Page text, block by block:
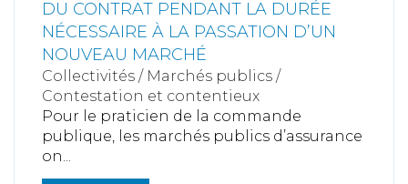
DU CONTRAT PENDANT LA DURÉE
NÉCESSAIRE À LA PASSATION D’UN
NOUVEAU MARCHÉ
Collectivités / Marchés publics /
Contestation et contentieux
Pour le praticien de la commande
publique, les marchés publics d’assurance
on...